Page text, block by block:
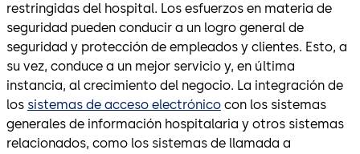
restringidas del hospital. Los esfuerzos en materia de
seguridad pueden conducir a un logro general de
seguridad y protección de empleados y clientes. Esto, a
su vez, conduce a un mejor servicio y, en última
instancia, al crecimiento del negocio. La integración de
los sistemas de acceso electrónico con los sistemas
generales de información hospitalaria y otros sistemas
relacionados, como los sistemas de llamada a